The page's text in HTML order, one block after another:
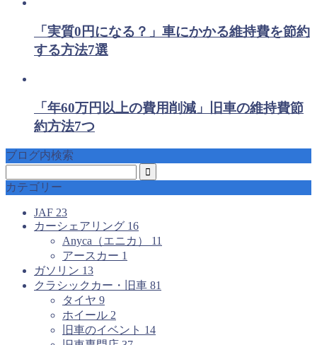
「実質0円になる？」車にかかる維持費を節約
する方法7選
「年60万円以上の費用削減」旧車の維持費節
約方法7つ
ブログ内検索
カテゴリー
JAF 23
カーシェアリング 16
Anyca（エニカ） 11
アースカー 1
ガソリン 13
クラシックカー・旧車 81
タイヤ 9
ホイール 2
旧車のイベント 14